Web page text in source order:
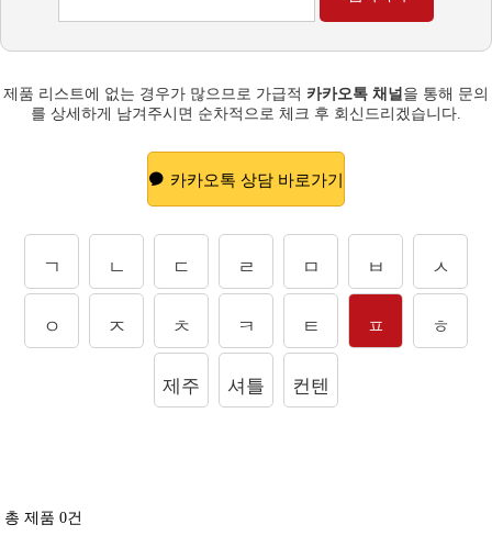
제품 리스트에 없는 경우가 많으므로 가급적 카카오톡 채널 을 통해 문의
를 상세하게 남겨주시면 순차적으로 체크 후 회신드리겠습니다.
카카오톡 상담 바로가기
ㄱ ㄴ ㄷ ㄹ ㅁ ㅂ ㅅ
ㅇ ㅈ ㅊ ㅋ ㅌ ㅍ ㅎ
제주 셔틀 컨텐
총 제품 0건